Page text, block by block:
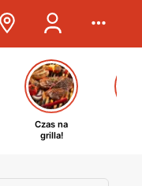
Czas na
grilla!